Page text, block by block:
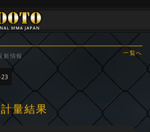
新情報 一覧へ
量結果